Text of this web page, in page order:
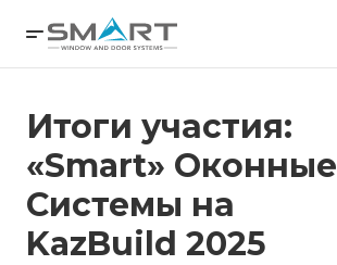
Итоги участия:
«Smart» Оконные
Системы на
KazBuild 2025